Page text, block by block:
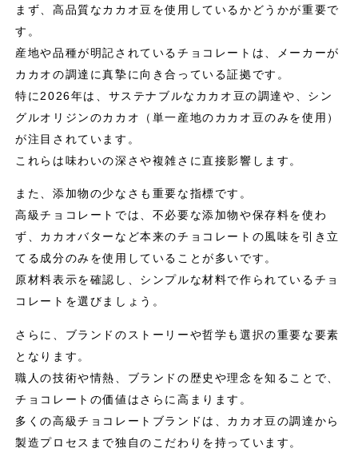
まず、高品質なカカオ豆を使用しているかどうかが重要で
す。
産地や品種が明記されているチョコレートは、メーカーが
カカオの調達に真摯に向き合っている証拠です。
特に2026年は、サステナブルなカカオ豆の調達や、シン
グルオリジンのカカオ（単一産地のカカオ豆のみを使用）
が注目されています。
これらは味わいの深さや複雑さに直接影響します。
また、添加物の少なさも重要な指標です。
高級チョコレートでは、不必要な添加物や保存料を使わ
ず、カカオバターなど本来のチョコレートの風味を引き立
てる成分のみを使用していることが多いです。
原材料表示を確認し、シンプルな材料で作られているチョ
コレートを選びましょう。
さらに、ブランドのストーリーや哲学も選択の重要な要素
となります。
職人の技術や情熱、ブランドの歴史や理念を知ることで、
チョコレートの価値はさらに高まります。
多くの高級チョコレートブランドは、カカオ豆の調達から
製造プロセスまで独自のこだわりを持っています。